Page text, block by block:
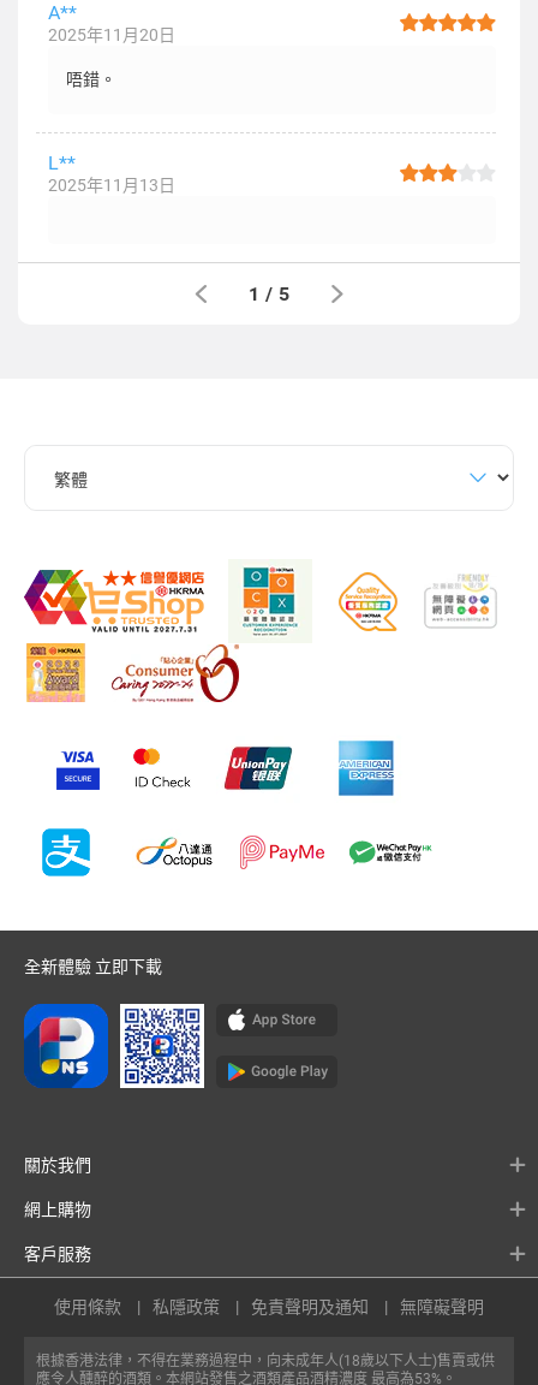
A**
2025年11月20日
唔錯。
L**
2025年11月13日
1 / 5
全新體驗 立即下載
關於我們
網上購物
客戶服務
根據香港法律，不得在業務過程中，向未成年人(18歲以下人士)售賣或供
應令人醺醉的酒類。本網站發售之酒類產品酒精濃度 最高為53%。
使用條款 私隱政策 免責聲明及通知 無障礙聲明